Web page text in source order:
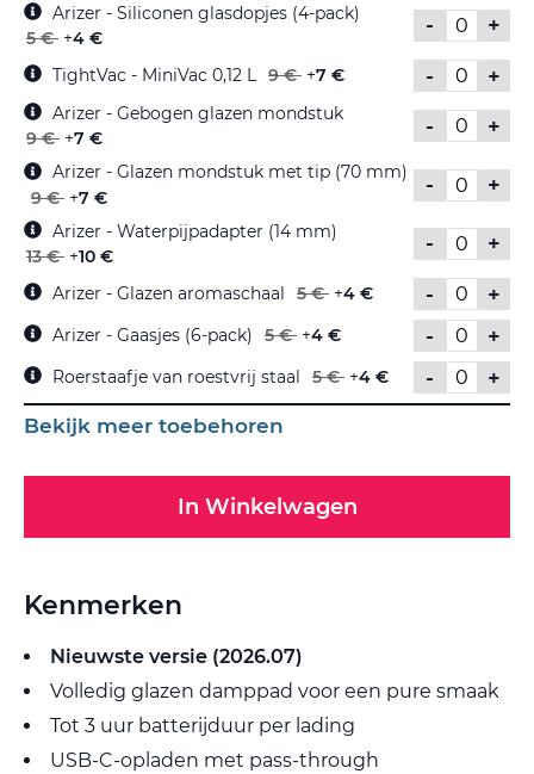
- +
Arizer - Siliconen glasdopjes (4-pack)
5 € +4 €
- +
TightVac - MiniVac 0,12 L 9 € +7 €
- +
Arizer - Gebogen glazen mondstuk
9 € +7 €
- +
Arizer - Glazen mondstuk met tip (70 mm)
9 € +7 €
- +
Arizer - Waterpijpadapter (14 mm)
13 € +10 €
- +
Arizer - Glazen aromaschaal 5 € +4 €
- +
Arizer - Gaasjes (6-pack) 5 € +4 €
- +
Roerstaafje van roestvrij staal 5 € +4 €
Bekijk meer toebehoren
In Winkelwagen
Kenmerken
Nieuwste versie (2026.07)
Volledig glazen damppad voor een pure smaak
Tot 3 uur batterijduur per lading
USB-C-opladen met pass-through